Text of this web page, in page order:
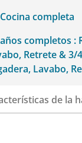
Cocina completa
completos :
Retrete & 3/
Lavabo,
de la